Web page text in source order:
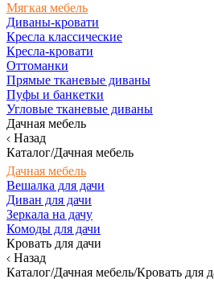
Мягкая мебель
Диваны-кровати
Кресла классические
Кресла-кровати
Оттоманки
Прямые тканевые диваны
Пуфы и банкетки
Угловые тканевые диваны
Дачная мебель
Назад
Каталог/Дачная мебель
Дачная мебель
Вешалка для дачи
Диван для дачи
Зеркала на дачу
Комоды для дачи
Кровать для дачи
Назад
Каталог/Дачная мебель/Кровать для